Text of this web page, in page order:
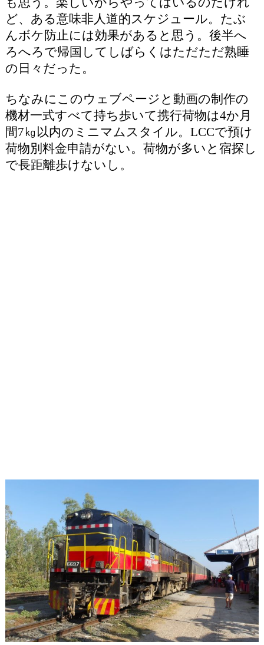
ど、ある意味非人道的スケジュール。たぶ
んボケ防止には効果があると思う。後半へ
ろへろで帰国してしばらくはただただ熟睡
の日々だった。
ちなみにこのウェブページと動画の制作の
機材一式すべて持ち歩いて携行荷物は4か月
間7㎏以内のミニマムスタイル。LCCで預け
荷物別料金申請がない。荷物が多いと宿探し
で長距離歩けないし。